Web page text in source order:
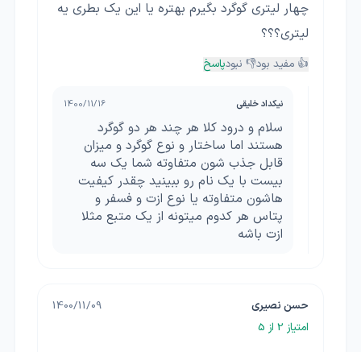
چهار لیتری گوگرد بگیرم بهتره یا این یک بطری یه
لیتری؟؟؟
👍 مفید بود👎 نبودپاسخ
نیکداد خلیقی 1400/11/16
سلام و درود کلا هر چند هر دو گوگرد
هستند اما ساختار و نوع گوگرد و میزان
قابل جذب شون متفاوته شما یک سه
بیست با یک نام رو ببینید چقدر کیفیت
هاشون متفاوته یا نوع ازت و فسفر و
پتاس هر کدوم میتونه از یک متبع مثلا
ازت باشه
حسن نصیری
1400/11/09
امتیاز 2 از 5